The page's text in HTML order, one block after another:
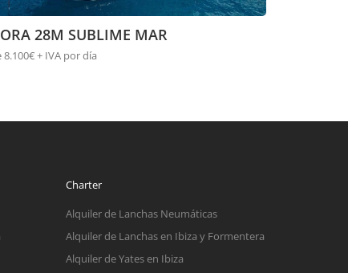
28M SUBLIME MAR
8.100€ + IVA por día
Charter
Alquiler de Lanchas Neumáticas
Alquiler de Lanchas en Ibiza y Formentera
Alquiler de Yates en Ibiza